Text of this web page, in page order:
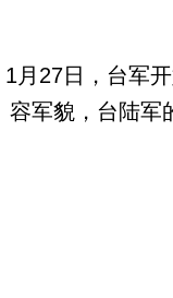
1月27日，台军
容军貌，台陆军